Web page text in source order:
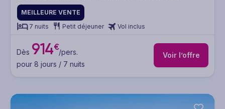
MEILLEURE VENTE
7 nuits
Petit déjeuner Vol inclus
Dès 914€/pers.
pour 8 jours / 7 nuits
Voir l’offre